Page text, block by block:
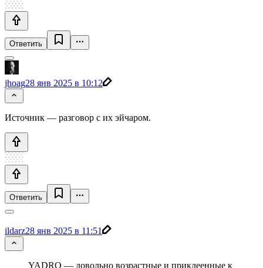
Ответить
jhoag28 янв 2025 в 10:12
Источник — разговор с их эйчаром.
Ответить
ildarz28 янв 2025 в 11:51
YADRO — довольно возрастные и приклеенные к